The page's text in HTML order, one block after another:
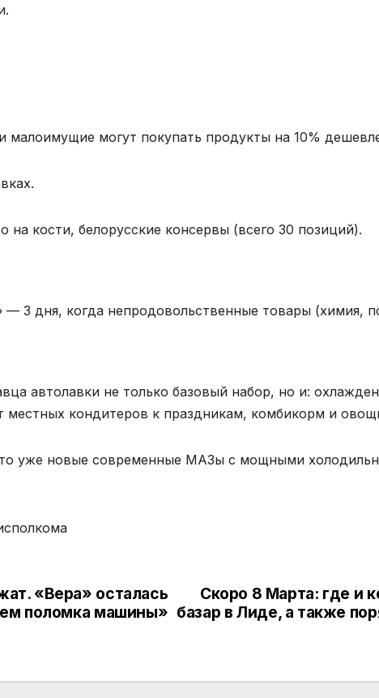
могут покупать продукты на 10%
кости, белорусские консервы (всего 30 позиций).
3 дня, когда непродовольственные товары (химия,
автолавки не только базовый набор, но и:
кондитеров к праздникам, комбикорм и
уже новые современные МАЗы с мощными
Скоро 8 Марта: где и
базар в Лиде, а также
«Вера» осталась
поломка машины»